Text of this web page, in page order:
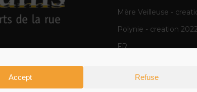
Accept Refuse
Mère Veilleuse -
Polynie - creation 2022
FR